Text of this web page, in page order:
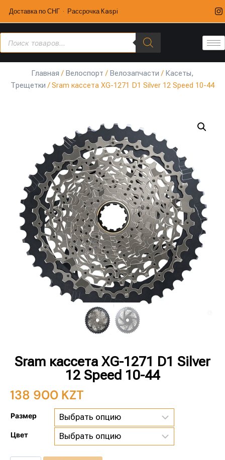
Доставка по СНГ · Рассрочка Kaspi
Главная / Велоспорт / Велозапчасти / Касеты,
Трещетки / Sram кассета XG-1271 D1 Silver 12 Speed 10-44
Sram кассета XG-1271 D1 Silver
12 Speed 10-44
138 900 KZT
Размер
Цвет